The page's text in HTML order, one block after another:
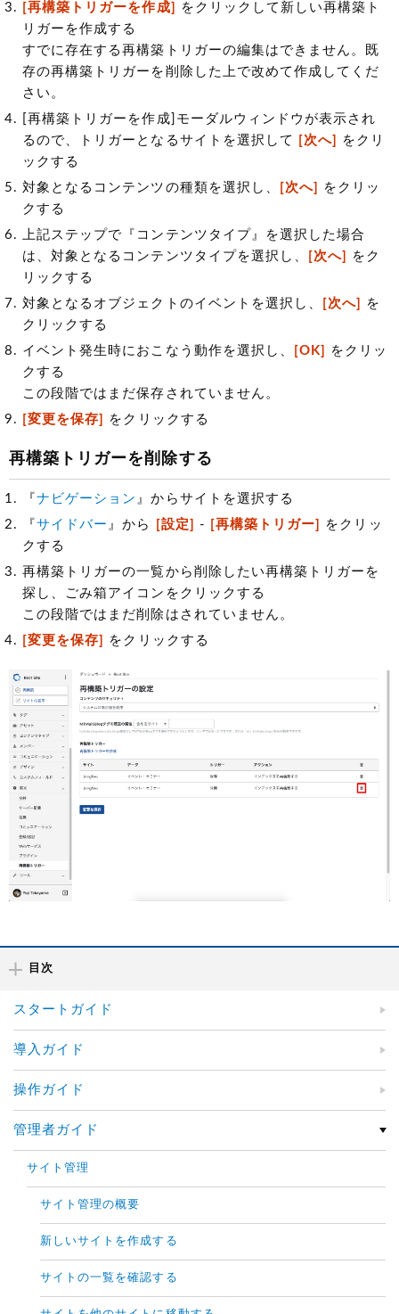
[再構築トリガーを作成]
をクリックして新しい再構築ト
リガーを作成する
すでに存在する再構築トリガーの編集はできません。既
存の再構築トリガーを削除した上で改めて作成してくだ
さい。
[再構築トリガーを作成]モーダルウィンドウが表示され
るので、トリガーとなるサイトを選択して
[次へ]
をクリ
ックする
対象となるコンテンツの種類を選択し、
[次へ]
をクリッ
クする
上記ステップで『コンテンツタイプ』を選択した場合
は、対象となるコンテンツタイプを選択し、
[次へ]
をク
リックする
対象となるオブジェクトのイベントを選択し、
[次へ]
を
クリックする
イベント発生時におこなう動作を選択し、
[OK]
をクリッ
クする
この段階ではまだ保存されていません。
[変更を保存]
をクリックする
再構築トリガーを削除する
『ナビゲーション 』からサイトを選択する
『サイドバー 』から [設定] - [再構築トリガー]
をクリッ
クする
再構築トリガーの一覧から削除したい再構築トリガーを
探し、ごみ箱アイコンをクリックする
この段階ではまだ削除はされていません。
[変更を保存]
をクリックする
目次
スタートガイド
導入ガイド
操作ガイド
管理者ガイド
サイト管理
サイト管理の概要
新しいサイトを作成する
サイトの一覧を確認する